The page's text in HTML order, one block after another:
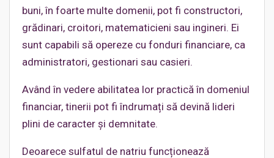
buni, în foarte multe domenii, pot fi constructori,
grădinari, croitori, matematicieni sau ingineri. Ei
sunt capabili să opereze cu fonduri financiare, ca
administratori, gestionari sau casieri.
Având în vedere abilitatea lor practică în domeniul
financiar, tinerii pot fi îndrumați să devină lideri
plini de caracter şi demnitate.
Deoarece sulfatul de natriu funcționează